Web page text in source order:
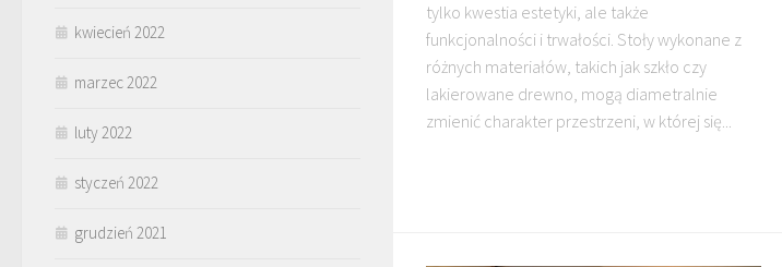
tylko kwestia estetyki, ale także
funkcjonalności i trwałości. Stoły wykonane z
różnych materiałów, takich jak szkło czy
lakierowane drewno, mogą diametralnie
zmienić charakter przestrzeni, w której się...
kwiecień 2022
marzec 2022
luty 2022
styczeń 2022
grudzień 2021